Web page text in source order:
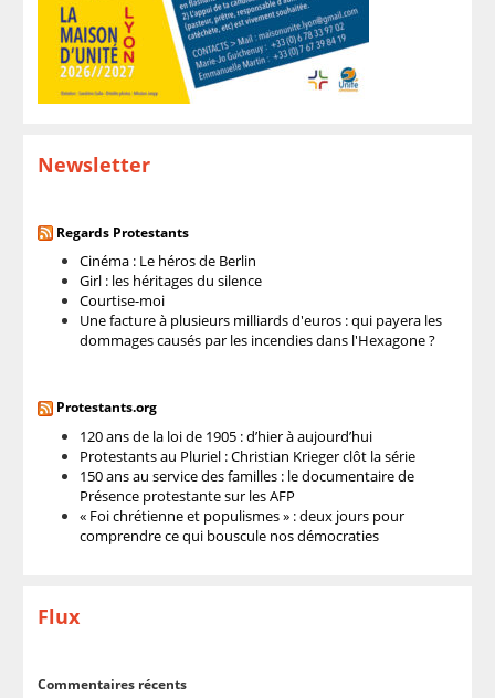
Newsletter
Regards Protestants
Cinéma : Le héros de Berlin
Girl : les héritages du silence
Courtise-moi
Une facture à plusieurs milliards d'euros : qui payera les
dommages causés par les incendies dans l'Hexagone ?
Protestants.org
120 ans de la loi de 1905 : d’hier à aujourd’hui
Protestants au Pluriel : Christian Krieger clôt la série
150 ans au service des familles : le documentaire de
Présence protestante sur les AFP
« Foi chrétienne et populismes » : deux jours pour
comprendre ce qui bouscule nos démocraties
Flux
Commentaires récents